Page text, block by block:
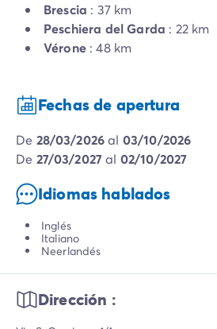
Brescia : 37 km
Peschiera del Garda : 22 km
Vérone: 48 km
Fechas de apertura
de 28/03/2026al 03/10/2026
de 27/03/2027al 02/10/2027
Idiomas hablados
Inglés
Italiano
Neerlandés
Dirección :